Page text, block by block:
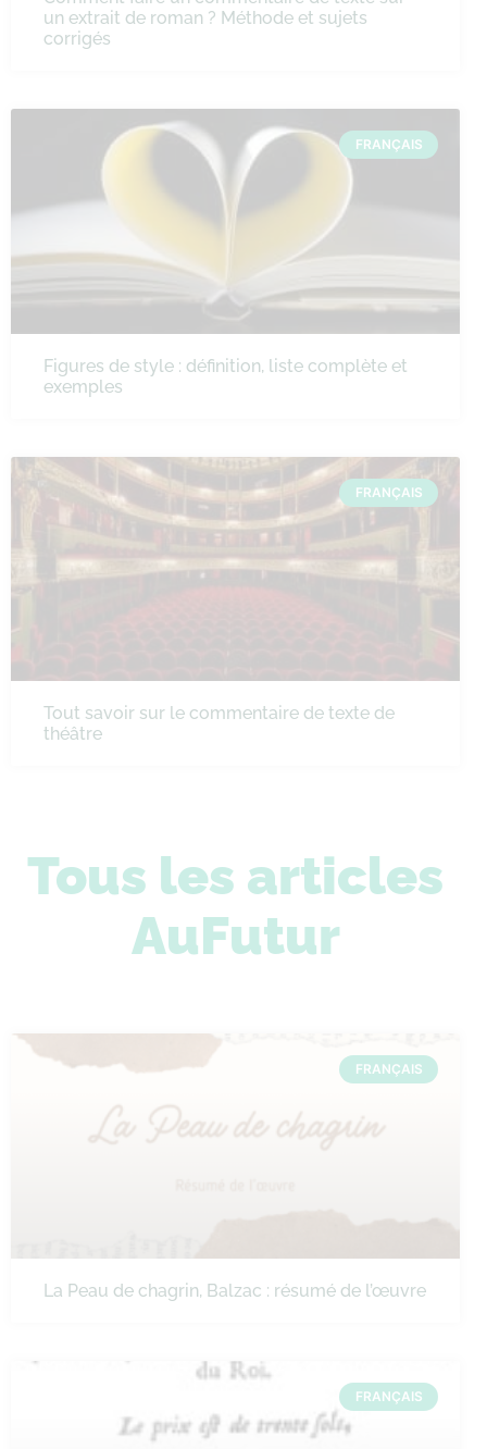
un extrait de roman ? Méthode et sujets
corrigés
FRANÇAIS
Figures de style : définition, liste complète et
exemples
FRANÇAIS
Tout savoir sur le commentaire de texte de
théâtre
Tous les articles
AuFutur
FRANÇAIS
La Peau de chagrin, Balzac : résumé de l’œuvre
FRANÇAIS